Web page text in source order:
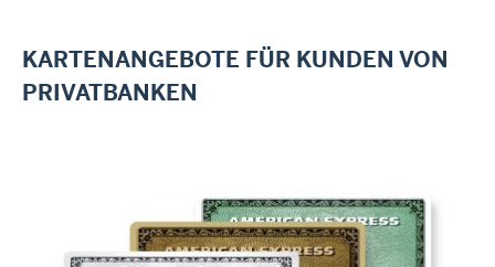
KARTENANGEBOTE FÜR KUNDEN VON
PRIVATBANKEN